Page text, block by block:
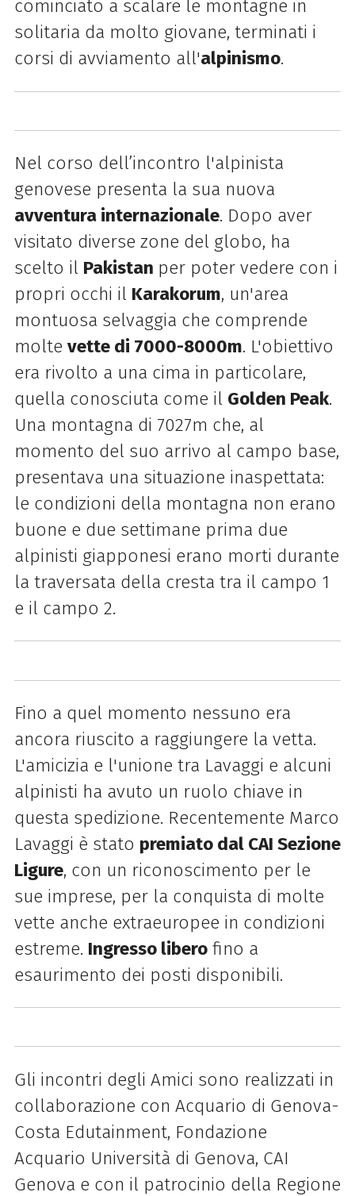
cominciato a scalare le montagne in
solitaria da molto giovane, terminati i
corsi di avviamento all'alpinismo.
Nel corso dell’incontro l'alpinista
genovese presenta la sua nuova
avventura internazionale. Dopo aver
visitato diverse zone del globo, ha
scelto il Pakistan per poter vedere con i
propri occhi il Karakorum, un'area
montuosa selvaggia che comprende
molte vette di 7000-8000m. L'obiettivo
era rivolto a una cima in particolare,
quella conosciuta come il Golden Peak.
Una montagna di 7027m che, al
momento del suo arrivo al campo base,
presentava una situazione inaspettata:
le condizioni della montagna non erano
buone e due settimane prima due
alpinisti giapponesi erano morti durante
la traversata della cresta tra il campo 1
e il campo 2.
Fino a quel momento nessuno era
ancora riuscito a raggiungere la vetta.
L'amicizia e l'unione tra Lavaggi e alcuni
alpinisti ha avuto un ruolo chiave in
questa spedizione. Recentemente Marco
Lavaggi è stato premiato dal CAI Sezione
Ligure, con un riconoscimento per le
sue imprese, per la conquista di molte
vette anche extraeuropee in condizioni
estreme. Ingresso liberofino a
esaurimento dei posti disponibili.
Gli incontri degli Amici sono realizzati in
collaborazione con Acquario di Genova-
Costa Edutainment, Fondazione
Acquario Università di Genova, CAI
Genova e con il patrocinio della Regione